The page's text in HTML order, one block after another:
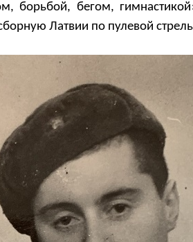
борьбой, бегом,
Латвии по пулевой